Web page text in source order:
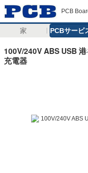
PCB
家 PCBサービ
100V/240V ABS USB
充電器